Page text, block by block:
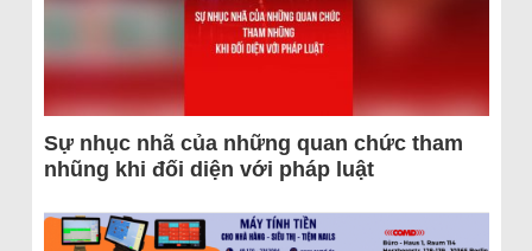
Sự nhục nhã của những quan chức tham
nhũng khi đối diện với pháp luật